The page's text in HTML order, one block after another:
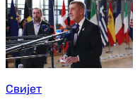
Свијет